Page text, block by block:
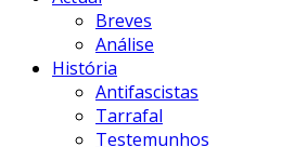
Breves
Análise
História
Antifascistas
Tarrafal
Testemunhos